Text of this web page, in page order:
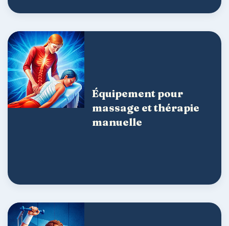
Équipement pour
massage et thérapie
manuelle